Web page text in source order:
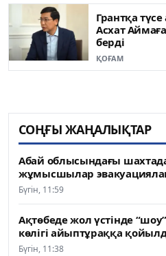
Грантқа
Асхат
берді
ҚОҒАМ
СОҢҒЫ ЖАҢАЛЫҚТАР
Абай облысындағы
жұмысшылар
Бүгін, 11:59
Ақтөбеде жол үстінде
көлігі айыптұраққа
Бүгін, 11:38